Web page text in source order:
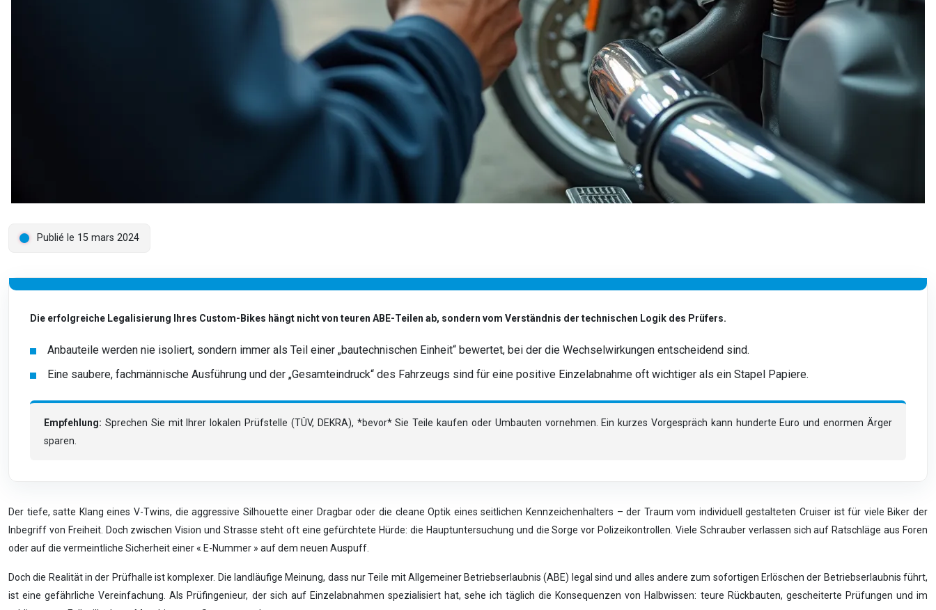
Publié le 15 mars 2024
Die erfolgreiche Legalisierung Ihres Custom-Bikes hängt nicht von teuren ABE-Teilen ab, sondern vom Verständnis der technischen Logik des Prüfers.
Anbauteile werden nie isoliert, sondern immer als Teil einer „bautechnischen Einheit“ bewertet, bei der die Wechselwirkungen entscheidend sind.
Eine saubere, fachmännische Ausführung und der „Gesamteindruck“ des Fahrzeugs sind für eine positive Einzelabnahme oft wichtiger als ein Stapel Papiere.
Empfehlung: Sprechen Sie mit Ihrer lokalen Prüfstelle (TÜV, DEKRA), *bevor* Sie Teile kaufen oder Umbauten vornehmen. Ein kurzes Vorgespräch kann hunderte Euro und enormen Ärger
sparen.
Der tiefe, satte Klang eines V-Twins, die aggressive Silhouette einer Dragbar oder die cleane Optik eines seitlichen Kennzeichenhalters – der Traum vom individuell gestalteten Cruiser ist für viele Biker der
Inbegriff von Freiheit. Doch zwischen Vision und Strasse steht oft eine gefürchtete Hürde: die Hauptuntersuchung und die Sorge vor Polizeikontrollen. Viele Schrauber verlassen sich auf Ratschläge aus Foren
oder auf die vermeintliche Sicherheit einer « E-Nummer » auf dem neuen Auspuff.
Doch die Realität in der Prüfhalle ist komplexer. Die landläufige Meinung, dass nur Teile mit Allgemeiner Betriebserlaubnis (ABE) legal sind und alles andere zum sofortigen Erlöschen der Betriebserlaubnis führt,
ist eine gefährliche Vereinfachung. Als Prüfingenieur, der sich auf Einzelabnahmen spezialisiert hat, sehe ich täglich die Konsequenzen von Halbwissen: teure Rückbauten, gescheiterte Prüfungen und im